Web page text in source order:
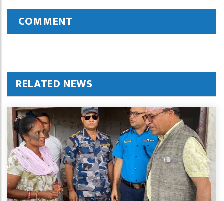
COMMENT
RELATED NEWS